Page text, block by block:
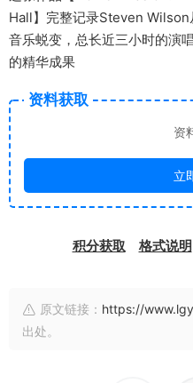
Hall】完整记录Steven
音乐蜕变，总长近三小时的演
的精华成果
资料获取
资
立
积分获取 格式说明
原文链接： https://
出处。